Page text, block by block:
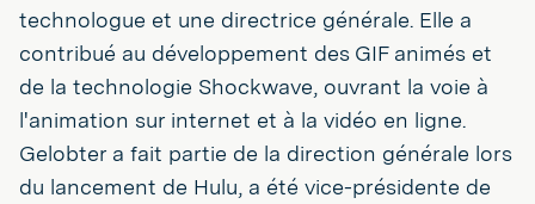
technologue et une directrice générale. Elle a
contribué au développement des GIF animés et
de la technologie Shockwave, ouvrant la voie à
l'animation sur internet et à la vidéo en ligne.
Gelobter a fait partie de la direction générale lors
du lancement de Hulu, a été vice-présidente de